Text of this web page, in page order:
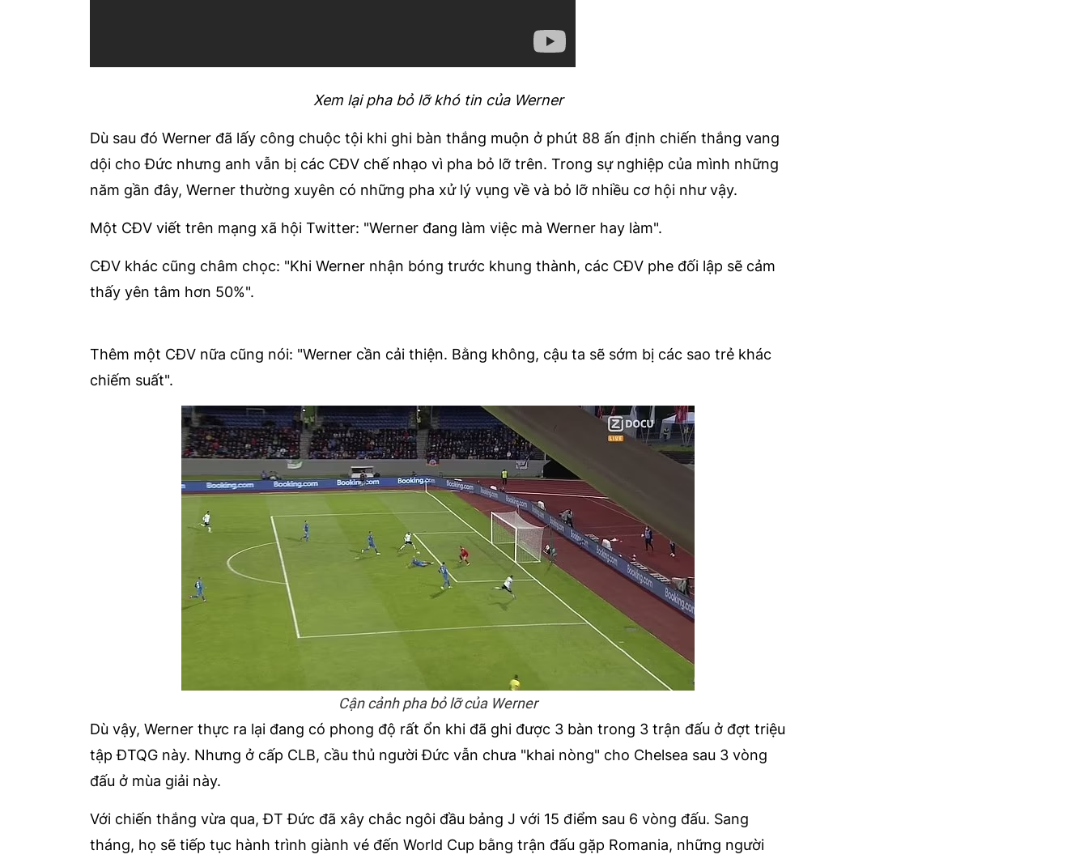
Xem lại pha bỏ lỡ khó tin của Werner
Dù sau đó Werner đã lấy công chuộc tội khi ghi bàn thắng muộn ở phút 88 ấn định chiến thắng vang
dội cho Đức nhưng anh vẫn bị các CĐV chế nhạo vì pha bỏ lỡ trên. Trong sự nghiệp của mình những
năm gần đây, Werner thường xuyên có những pha xử lý vụng về và bỏ lỡ nhiều cơ hội như vậy.
Một CĐV viết trên mạng xã hội Twitter: "Werner đang làm việc mà Werner hay làm".
CĐV khác cũng châm chọc: "Khi Werner nhận bóng trước khung thành, các CĐV phe đối lập sẽ cảm
thấy yên tâm hơn 50%".
Thêm một CĐV nữa cũng nói: "Werner cần cải thiện. Bằng không, cậu ta sẽ sớm bị các sao trẻ khác
chiếm suất".
Cận cảnh pha bỏ lỡ của Werner
Dù vậy, Werner thực ra lại đang có phong độ rất ổn khi đã ghi được 3 bàn trong 3 trận đấu ở đợt triệu
tập ĐTQG này. Nhưng ở cấp CLB, cầu thủ người Đức vẫn chưa "khai nòng" cho Chelsea sau 3 vòng
đấu ở mùa giải này.
Với chiến thắng vừa qua, ĐT Đức đã xây chắc ngôi đầu bảng J với 15 điểm sau 6 vòng đấu. Sang
tháng, họ sẽ tiếp tục hành trình giành vé đến World Cup bằng trận đấu gặp Romania, những người